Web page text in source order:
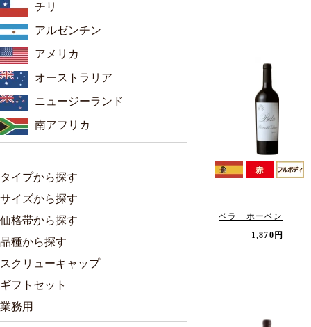
ベラ ホーベン
1,870円
チリ
アルゼンチン
アメリカ
オーストラリア
ニュージーランド
南アフリカ
タイプから探す
サイズから探す
価格帯から探す
品種から探す
スクリューキャップ
ギフトセット
業務用